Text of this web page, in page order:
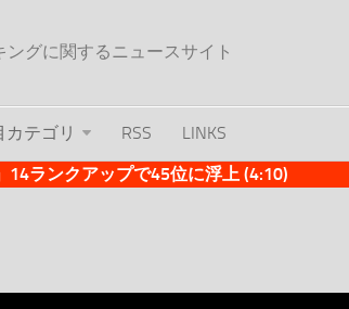
グに関するニュースサイト
カテゴリ RSS
LINKS
14ランクアップで45位に浮上 (4:10)